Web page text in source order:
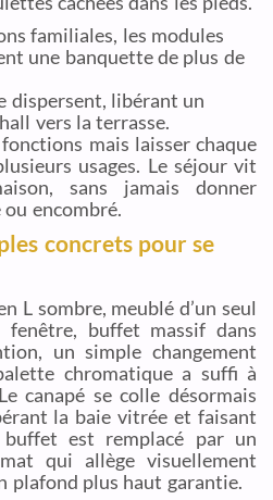
familiales, les modules
une banquette de plus de
dispersent, libérant un
vers la terrasse.
mais laisser chaque
usages. Le séjour vit
sans jamais donner
ou encombré.
concrets pour se
L sombre, meublé d’un seul
buffet massif dans
un simple changement
chromatique a suffi à
canapé se colle désormais
la baie vitrée et faisant
est remplacé par un
qui allège visuellement
plafond plus haut garantie.